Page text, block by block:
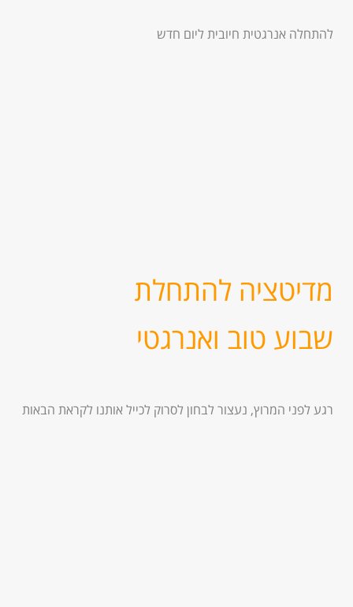
להתחלה אנרגטית חיובית ליום חדש
מדיטציה להתחלת
שבוע טוב ואנרגטי
רגע לפני המרוץ, נעצור לבחון לסרוק לכייל אותנו לקראת הבאות